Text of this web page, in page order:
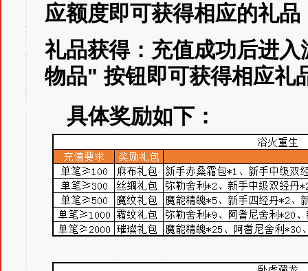
应额度即可获得相应的礼品
2
礼品获得：充值成功后进
物品" 按钮即可获得相应礼
3 具体奖励如下：